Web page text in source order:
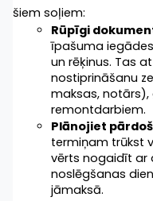
šiem soļiem:
Rūpīgi
īpašuma
un rēķinus. Tas
nostiprināšanu
maksas, notārs),
remontdarbiem.
Plānojiet
termiņam trūkst
vērts nogaidīt ar
noslēgšanas
jāmaksā.